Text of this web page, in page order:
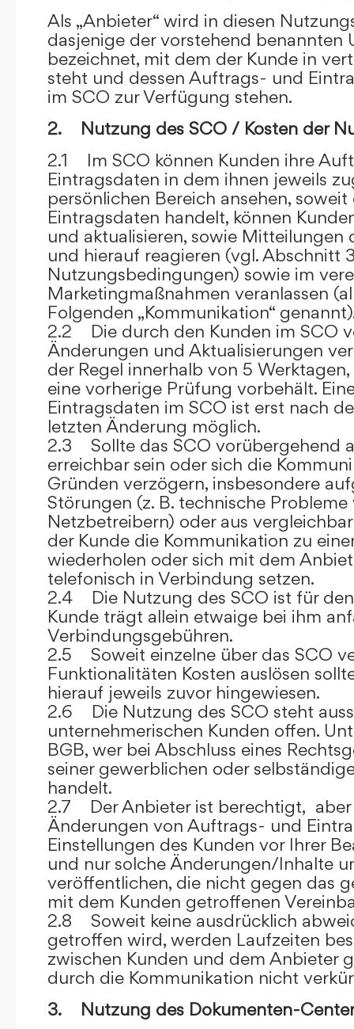
Als „Anbieter“ wird in diesen
dasjenige der vorstehend benannten
bezeichnet, mit dem der Kunde in
steht und dessen Auftrags- und
im SCO zur Verfügung stehen.
2. Nutzung des SCO / Kosten der
2.1 Im SCO können Kunden ihre
Eintragsdaten in dem ihnen jeweils
persönlichen Bereich ansehen,
Eintragsdaten handelt, können
und aktualisieren, sowie Mitteilungen
und hierauf reagieren (vgl. Abschnitt
Nutzungsbedingungen) sowie im
Marketingmaßnahmen veranlassen
Folgenden „Kommunikation“
2.2 Die durch den Kunden im SCO
Änderungen und Aktualisierungen
der Regel innerhalb von 5
eine vorherige Prüfung vorbehält.
Eintragsdaten im SCO ist erst nach
letzten Änderung möglich.
2.3 Sollte das SCO vorübergehend
erreichbar sein oder sich die
Gründen verzögern, insbesondere
Störungen (z. B. technische
Netzbetreibern) oder aus
der Kunde die Kommunikation zu
wiederholen oder sich mit dem
telefonisch in Verbindung setzen.
2.4 Die Nutzung des SCO ist für den
Kunde trägt allein etwaige bei ihm
Verbindungsgebühren.
2.5 Soweit einzelne über das SCO
Funktionalitäten Kosten auslösen
hierauf jeweils zuvor hingewiesen.
2.6 Die Nutzung des SCO steht
unternehmerischen Kunden offen.
BGB, wer bei Abschluss eines
seiner gewerblichen oder
handelt.
2.7 Der Anbieter ist berechtigt,
Änderungen von Auftrags- und
Einstellungen des Kunden vor Ihrer
und nur solche Änderungen/Inhalte
veröffentlichen, die nicht gegen das
mit dem Kunden getroffenen
2.8 Soweit keine ausdrücklich
getroffen wird, werden Laufzeiten
zwischen Kunden und dem Anbieter
durch die Kommunikation nicht
3. Nutzung des Dokumenten-